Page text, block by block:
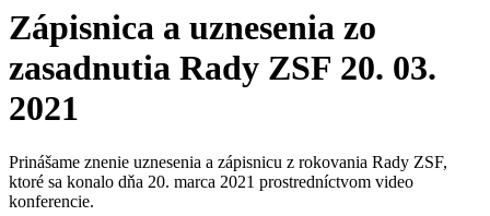
Zápisnica a uznesenia zo
zasadnutia Rady ZSF 20. 03.
2021
Prinášame znenie uznesenia a zápisnicu z rokovania Rady ZSF,
ktoré sa konalo dňa 20. marca 2021 prostredníctvom video
konferencie.